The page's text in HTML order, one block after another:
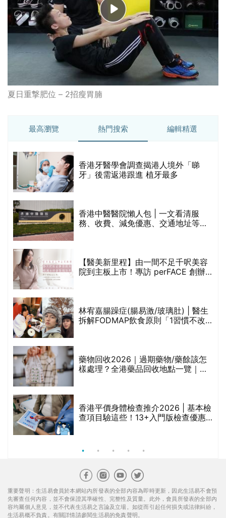
夏日重撃肥位 – 2招瘦胃腩
最高瀏覽 熱門搜索 編輯精選
香港牙醫學會調查揭港人境外「睇
牙」後需返港跟進 植牙最多
香港中醫醫院懶人包 | 一文看清服
務、收費、減免優惠、交通地址等
【醫美新里程】由一間不足千呎美容
院到主板上市！專訪 perFACE 創辦
林宥嘉腸躁症(腸易激/玻璃肚) | 醫生
拆解FODMAP飲食原則「1習慣不改
藥物回收2026｜過期藥物/藥餘該怎
樣處理？全港藥品回收地點一覽｜屈
香港平價身體檢查推介2026 | 基本檢
查項目驗這些！13+入門版檢查優惠
重要聲明：生活易會員於本網站內所發表的全部內容為即時更新，因此生活易不會預
先審查任何內容，並不會保證其準確性、完整性及質量。此外，會員所發表的全部內
容均屬個人意見，並不代表生活易之言論及立場。如從而引起任何損失或法律糾紛，
生活易概不負責。有關詳情請參閱生活易的免責聲明。